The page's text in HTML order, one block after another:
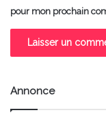
pour mon prochain
Annonce